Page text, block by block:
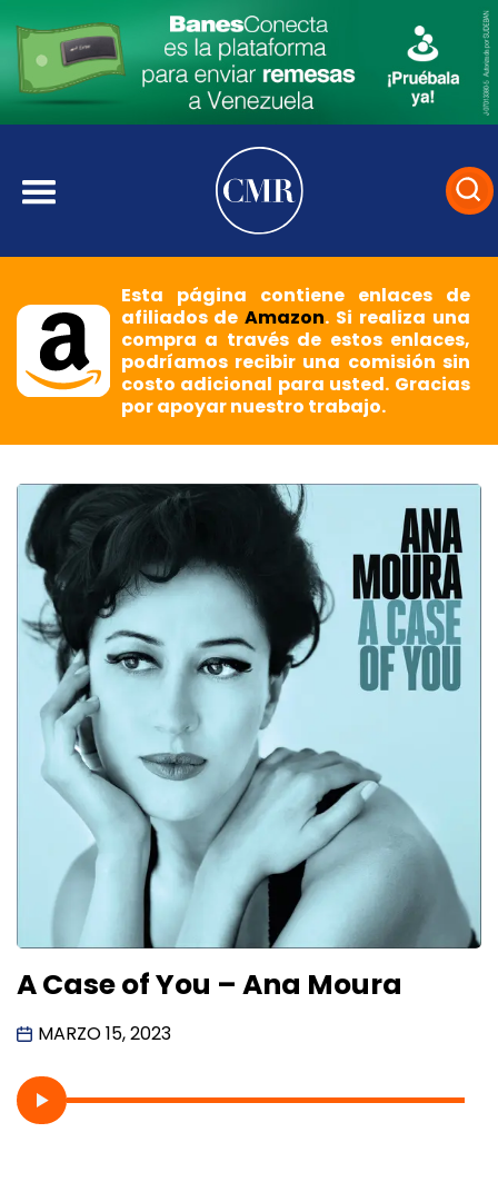
Esta página contiene enlaces de
afiliados deAmazon. Si realiza una
compra a través de estos enlaces,
podríamos recibir una comisión sin
costo adicional para usted. Gracias
por apoyar nuestro trabajo.
A Case of You – Ana Moura
MARZO 15, 2023